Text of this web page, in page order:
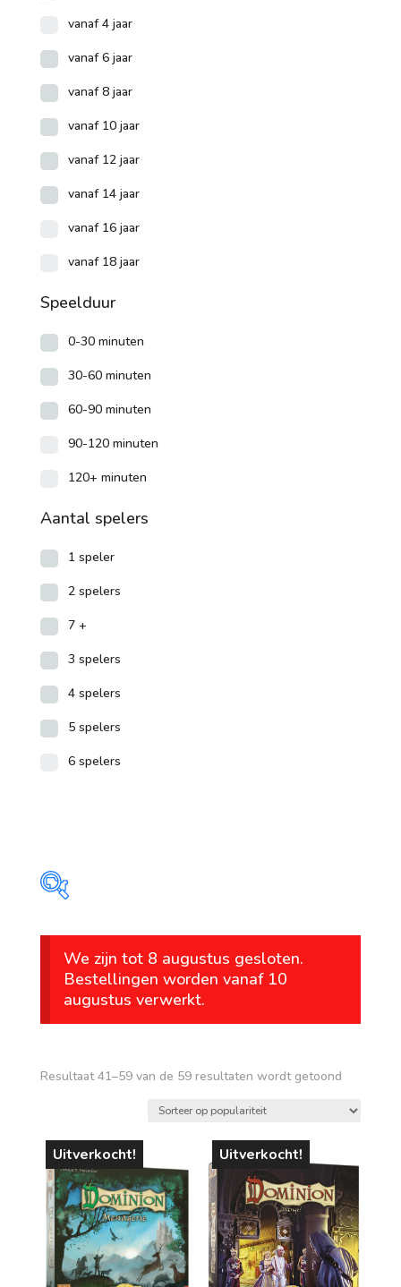
vanaf 4 jaar
vanaf 6 jaar
vanaf 8 jaar
vanaf 10 jaar
vanaf 12 jaar
vanaf 14 jaar
vanaf 16 jaar
vanaf 18 jaar
Speelduur
0-30 minuten
30-60 minuten
60-90 minuten
90-120 minuten
120+ minuten
Aantal spelers
1 speler
2 spelers
7 +
3 spelers
4 spelers
5 spelers
6 spelers
Prijs
€ 11
vanaf 4 jaar
vanaf 6 jaar
vanaf 8 jaar
vanaf 10 jaar
vanaf 12 jaar
We zijn tot 8 augustus gesloten.
Bestellingen worden vanaf 10
augustus verwerkt.
Resultaat 41–59 van de 59 resultaten wordt getoond
Uitverkocht! Uitverkocht!